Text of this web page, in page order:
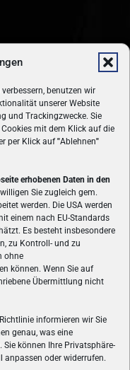
benutzen wir
unserer Website
und Trackingzwecke. Sie
mit dem Klick auf die
per Klick auf"Ablehnen"
erhobenen Daten in den
Sie zugleich gem.
werden. Die USA werden
einem nach EU-Standards
Es besteht insbesondere
zu Kontroll- und zu
ohne
können. Wenn Sie auf
Übermittlung nicht
informieren wir Sie
genau, was eine
können Ihre Privatsphäre-
anpassen oder widerrufen.
ist das älteste Online-
aktuelle News,
Gaming-
e-Sport's.